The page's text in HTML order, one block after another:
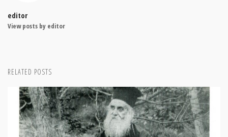
editor
View posts by editor
RELATED POSTS